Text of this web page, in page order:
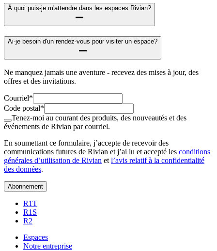
À quoi puis-je m'attendre dans les espaces Rivian?
Ai-je besoin d'un rendez-vous pour visiter un espace?
Ne manquez jamais une aventure - recevez des mises à jour, des
offres et des invitations.
Courriel*
Code postal*
Tenez-moi au courant des produits, des nouveautés et des
événements de Rivian par courriel.
En soumettant ce formulaire, j’accepte de recevoir des
communications futures de Rivian et j’ai lu et accepté les conditions
générales d’utilisation de Rivian et l’avis relatif à la confidentialité
des données.
Abonnement
R1T
R1S
R2
Espaces
Notre entreprise